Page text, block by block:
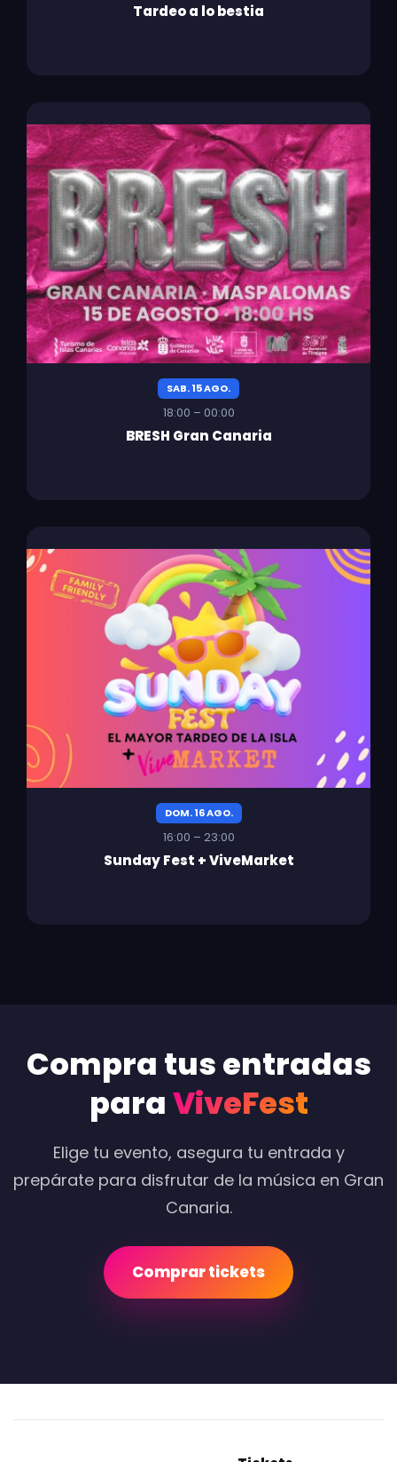
Tardeo a lo bestia
SAB. 15 AGO.
18:00 – 00:00
BRESH Gran Canaria
DOM. 16 AGO.
16:00 – 23:00
Sunday Fest + ViveMarket
Compra tus entradas
paraViveFest
Elige tu evento, asegura tu entrada y
prepárate para disfrutar de la música en Gran
Canaria.
Comprar tickets